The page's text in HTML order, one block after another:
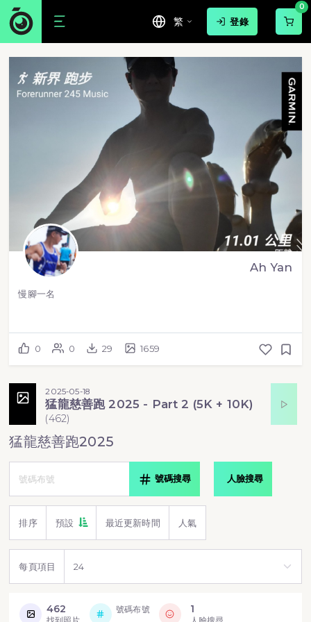
繁 登錄
0
Ah Yan
慢腳一名
0 0 29 1659
2025-05-18
猛龍慈善跑 2025 - Part 2 (5K + 10K)
(462)
猛龍慈善跑2025
號碼搜尋 人臉搜尋
排序 預設 最近更新時間 人氣
每頁項目
462 號碼布號 1